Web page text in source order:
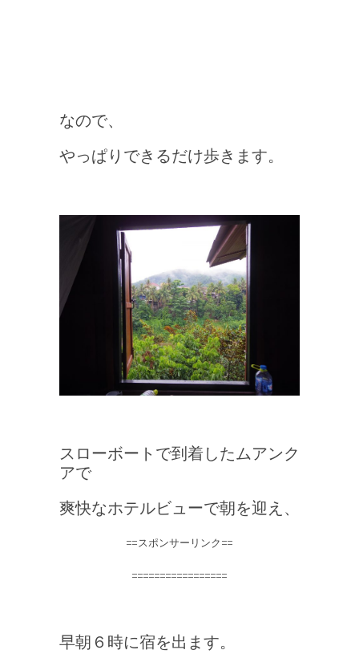
なので、
やっぱりできるだけ歩きます。
スローボートで到着したムアンク
アで
爽快なホテルビューで朝を迎え、
==スポンサーリンク==
=================
早朝６時に宿を出ます。